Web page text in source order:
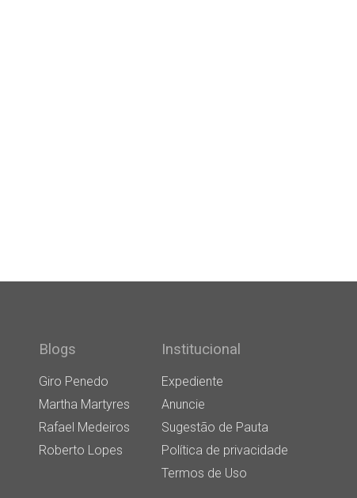
Blogs
Giro Penedo
Martha Martyres
Rafael Medeiros
Roberto Lopes
Institucional
Expediente
Anuncie
Sugestão de Pauta
Política de privacidade
Termos de Uso